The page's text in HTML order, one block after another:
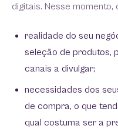
digitais. Nesse
realidade do seu
seleção de produtos,
canais a divulgar;
necessidades dos
de compra, o que
qual costuma ser a